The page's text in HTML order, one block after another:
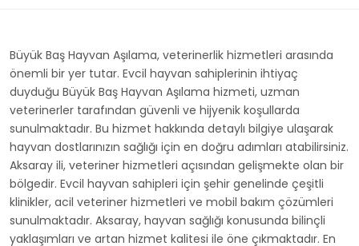
Büyük Baş Hayvan Aşılama, veterinerlik hizmetleri arasında
önemli bir yer tutar. Evcil hayvan sahiplerinin ihtiyaç
duyduğu Büyük Baş Hayvan Aşılama hizmeti, uzman
veterinerler tarafından güvenli ve hijyenik koşullarda
sunulmaktadır. Bu hizmet hakkında detaylı bilgiye ulaşarak
hayvan dostlarınızın sağlığı için en doğru adımları atabilirsiniz.
Aksaray ili, veteriner hizmetleri açısından gelişmekte olan bir
bölgedir. Evcil hayvan sahipleri için şehir genelinde çeşitli
klinikler, acil veteriner hizmetleri ve mobil bakım çözümleri
sunulmaktadır. Aksaray, hayvan sağlığı konusunda bilinçli
yaklaşımları ve artan hizmet kalitesi ile öne çıkmaktadır. En